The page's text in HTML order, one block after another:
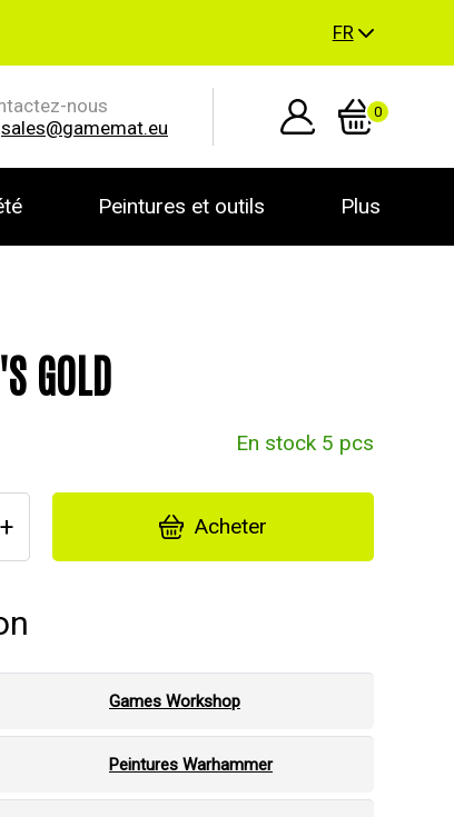
FR
nous
sales@gamemat.eu
0
Peintures et outils Plus
GOLD
En stock 5 pcs
+ Acheter
Games Workshop
Peintures Warhammer